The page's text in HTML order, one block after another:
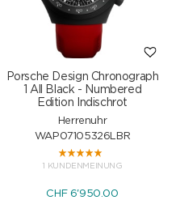
Porsche Design Chronograph
1 All Black - Numbered
Edition Indischrot
Herrenuhr
WAP07105326LBR
1 KUNDENMEINUNG
CHF6'950.00